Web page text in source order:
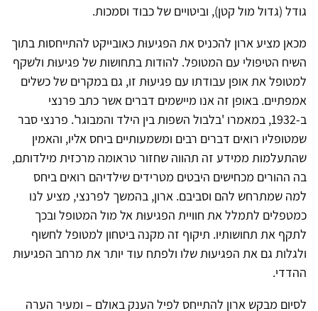
גודל (גדול מול קטן), וביטויים של כבוד וסמכות.
מכאן מציע ארון להכניס את הפגיעוּת כאובייקט להתייחסות בתוך
השיח הטיפולי עם המטופל. להודות בתחושות של פגיעוּת ולשקף
למטופל את אופן עבודתו עם פגיעוּת זו, גם במקרים של כשלים
אמפתיים. באופן זה אנו מיישמים דברים אשר כתב פרנצי
ב-1932, במאמרו 'בלבול השפות בין הילד והמבוגר'. פרנצי סבר
שמטופליו רואים דברים רבים ומשמעותיים ביחס אליו, והאמין
שהתעלמות ממידע זה תהווה שחזור טראומה מרכזית מילדותם,
בה ההורים מכחישים היבטים מטרידים שילדיהם רואים ביחס
למה שמתרחש להם וסביבם. ארון, בהמשך לפרנצי, מציע לנו
כמטפלים לתמלל את חוויית הפגיעוּת אל מול המטופל ובכך
לתקף את תחושותיו. תיקוף זה מקנה ביטחון למטופל לחשוף
ולגלות גם את הפגיעוּת שלו ולפתח עוד יותר את מרחב הפגיעוּת
ההדדי.
לסיום מבקש ארון להתייחס לפיל הענק באולם – ומעיר הערה